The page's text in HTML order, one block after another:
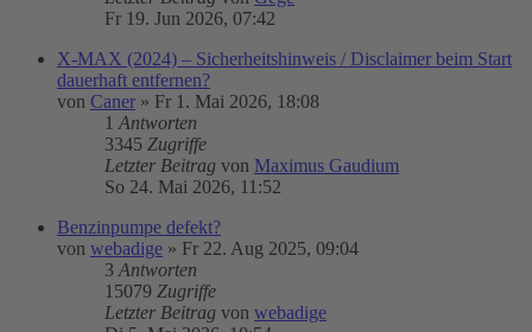
Fr 19. Jun 2026, 07:42
X-MAX (2024) – Sicherheitshinweis / Disclaimer beim Start
dauerhaft entfernen?
von Caner » Fr 1. Mai 2026, 18:08
1 Antworten
3345 Zugriffe
Letzter Beitrag von Maximus Gaudium
So 24. Mai 2026, 11:52
Benzinpumpe defekt?
von webadige » Fr 22. Aug 2025, 09:04
3 Antworten
15079 Zugriffe
Letzter Beitrag von webadige